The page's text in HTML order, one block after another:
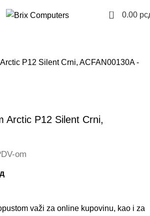
0 0.00
Arctic P12 Silent Crni,
om
važi za online kupovinu, kao i za